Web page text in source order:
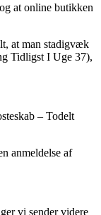
at online butikken
at man stadigvæk
Tidligst I Uge 37),
– Todelt
anmeldelse af
vi sender videre